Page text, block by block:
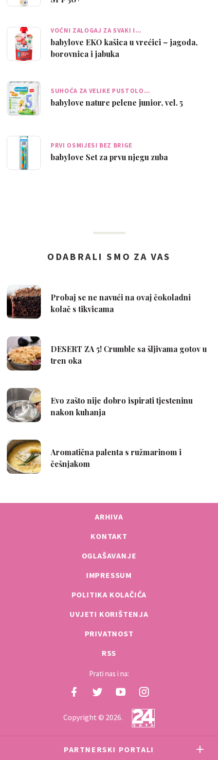
VOĆNI ZALOGAJ ZA SVAKI I…
babylove EKO kašica u vrećici – jagoda,
borovnica i jabuka
SUHOĆA ZA VELIKE PUSTOLO…
babylove nature pelene junior, vel. 5
PRVI OSMIJESI BEZ BRIGE
babylove Set za prvu njegu zuba
ARHIVA
KONTAKT
OGLAŠAVANJE
IMPRESSUM
POLITIKA KOLAČIĆA
UVJETI KORIŠTENJA
PRIVATNOST
RSS
Prati nas i na:
Copyright © 2026.
PARTNERSKI PORTALI